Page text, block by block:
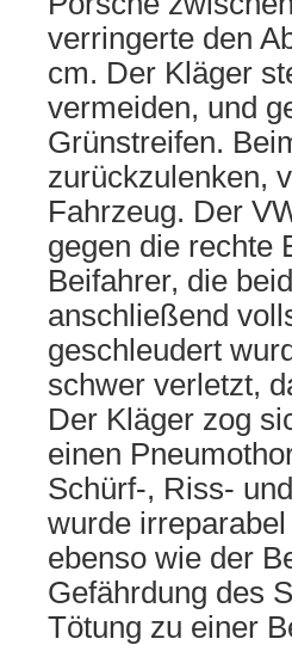
verringerte den
cm. Der Kläger
vermeiden, und
Grünstreifen.
zurückzulenken,
Fahrzeug. Der
gegen die rechte
Beifahrer, die
anschließend
geschleudert
schwer verletzt,
Der Kläger zog
einen
Schürf-, Riss-
wurde
ebenso wie der
Gefährdung des
Tötung zu einer